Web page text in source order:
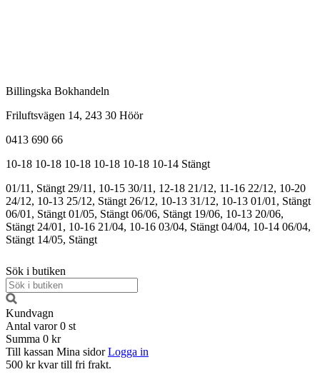
Billingska Bokhandeln
Friluftsvägen 14, 243 30 Höör
0413 690 66
10-18 10-18 10-18 10-18 10-18 10-14 Stängt
01/11, Stängt 29/11, 10-15 30/11, 12-18 21/12, 11-16 22/12, 10-20
24/12, 10-13 25/12, Stängt 26/12, 10-13 31/12, 10-13 01/01, Stängt
06/01, Stängt 01/05, Stängt 06/06, Stängt 19/06, 10-13 20/06,
Stängt 24/01, 10-16 21/04, 10-16 03/04, Stängt 04/04, 10-14 06/04,
Stängt 14/05, Stängt
Sök i butiken
Kundvagn
Antal varor 0 st
Summa 0 kr
Till kassan Mina sidor Logga in
500 kr kvar till fri frakt.